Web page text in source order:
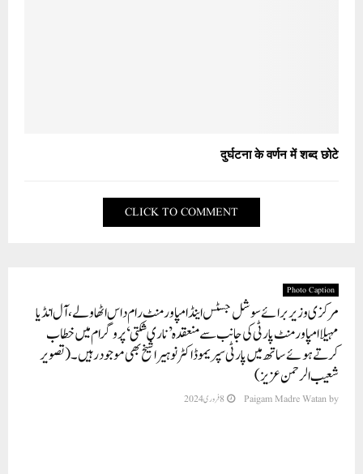
दुर्घटना के वर्णन में शब्द छोटे
CLICK TO COMMENT
Photo Caption
مرکزی وزیر برائے سوشل جسٹس اینڈ امپاورمنٹ رام داس اٹھاولے ، آل انڈیا
مہیلا امپاورمنٹ پارٹی کی جانب سے منعقدہ ’ناری شکتی ‘ پروگرام میں خطاب
کرتے ہوئے ساتھ میں پارٹی سپریمو ڈاکٹر نوہیرا شیخ بھی موجود رہیں ۔(تصویر
شعیب الرحمن عزیز)
by
Paigam Madre Watan 8 فروری 2024